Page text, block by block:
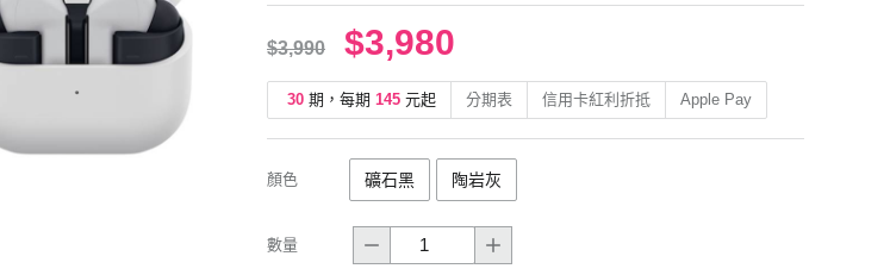
$3,990 $3,980
30 期，每期 145 元起 分期表 信用卡紅利折抵 Apple Pay
顏色 礦石黑 陶岩灰
數量